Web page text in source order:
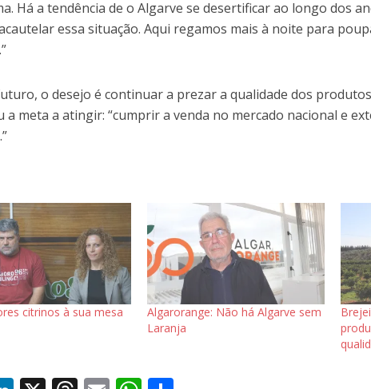
Há a tendência de o Algarve se desertificar ao longo dos
essa situação. Aqui regamos mais à noite para
o desejo é continuar a prezar a qualidade dos
a meta a atingir: “cumprir a venda no mercado nacional e
citrinos à sua mesa
Algarorange: Não há Algarve sem
Laranja